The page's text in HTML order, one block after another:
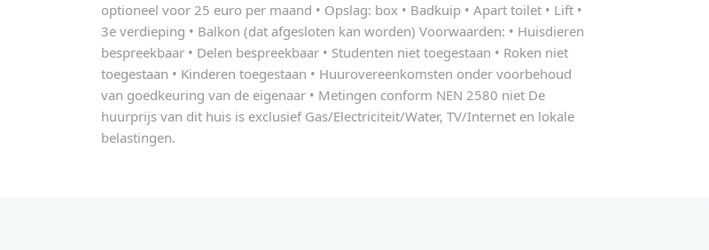
optioneel voor 25 euro per maand • Opslag: box • Badkuip • Apart toilet • Lift •
3e verdieping • Balkon (dat afgesloten kan worden) Voorwaarden: • Huisdieren
bespreekbaar • Delen bespreekbaar • Studenten niet toegestaan • Roken niet
toegestaan • Kinderen toegestaan • Huurovereenkomsten onder voorbehoud
van goedkeuring van de eigenaar • Metingen conform NEN 2580 niet De
huurprijs van dit huis is exclusief Gas/Electriciteit/Water, TV/Internet en lokale
belastingen.